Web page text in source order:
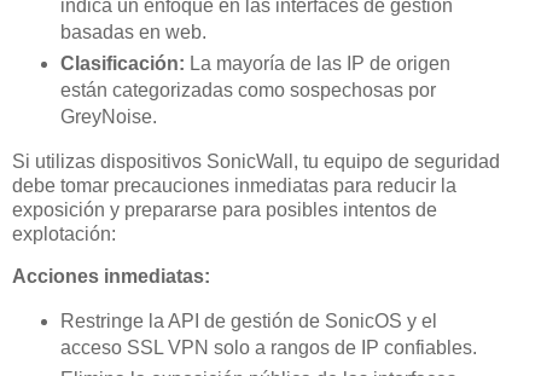
indica un enfoque en las interfaces de gestión
basadas en web.
Clasificación: La mayoría de las IP de origen
están categorizadas como sospechosas por
GreyNoise.
Si utilizas dispositivos SonicWall, tu equipo de seguridad
debe tomar precauciones inmediatas para reducir la
exposición y prepararse para posibles intentos de
explotación:
Acciones inmediatas:
Restringe la API de gestión de SonicOS y el
acceso SSL VPN solo a rangos de IP confiables.